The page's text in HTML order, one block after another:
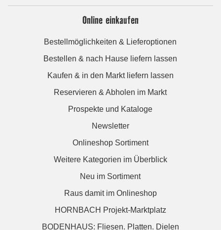
Online einkaufen
Bestellmöglichkeiten & Lieferoptionen
Bestellen & nach Hause liefern lassen
Kaufen & in den Markt liefern lassen
Reservieren & Abholen im Markt
Prospekte und Kataloge
Newsletter
Onlineshop Sortiment
Weitere Kategorien im Überblick
Neu im Sortiment
Raus damit im Onlineshop
HORNBACH Projekt-Marktplatz
BODENHAUS: Fliesen. Platten. Dielen